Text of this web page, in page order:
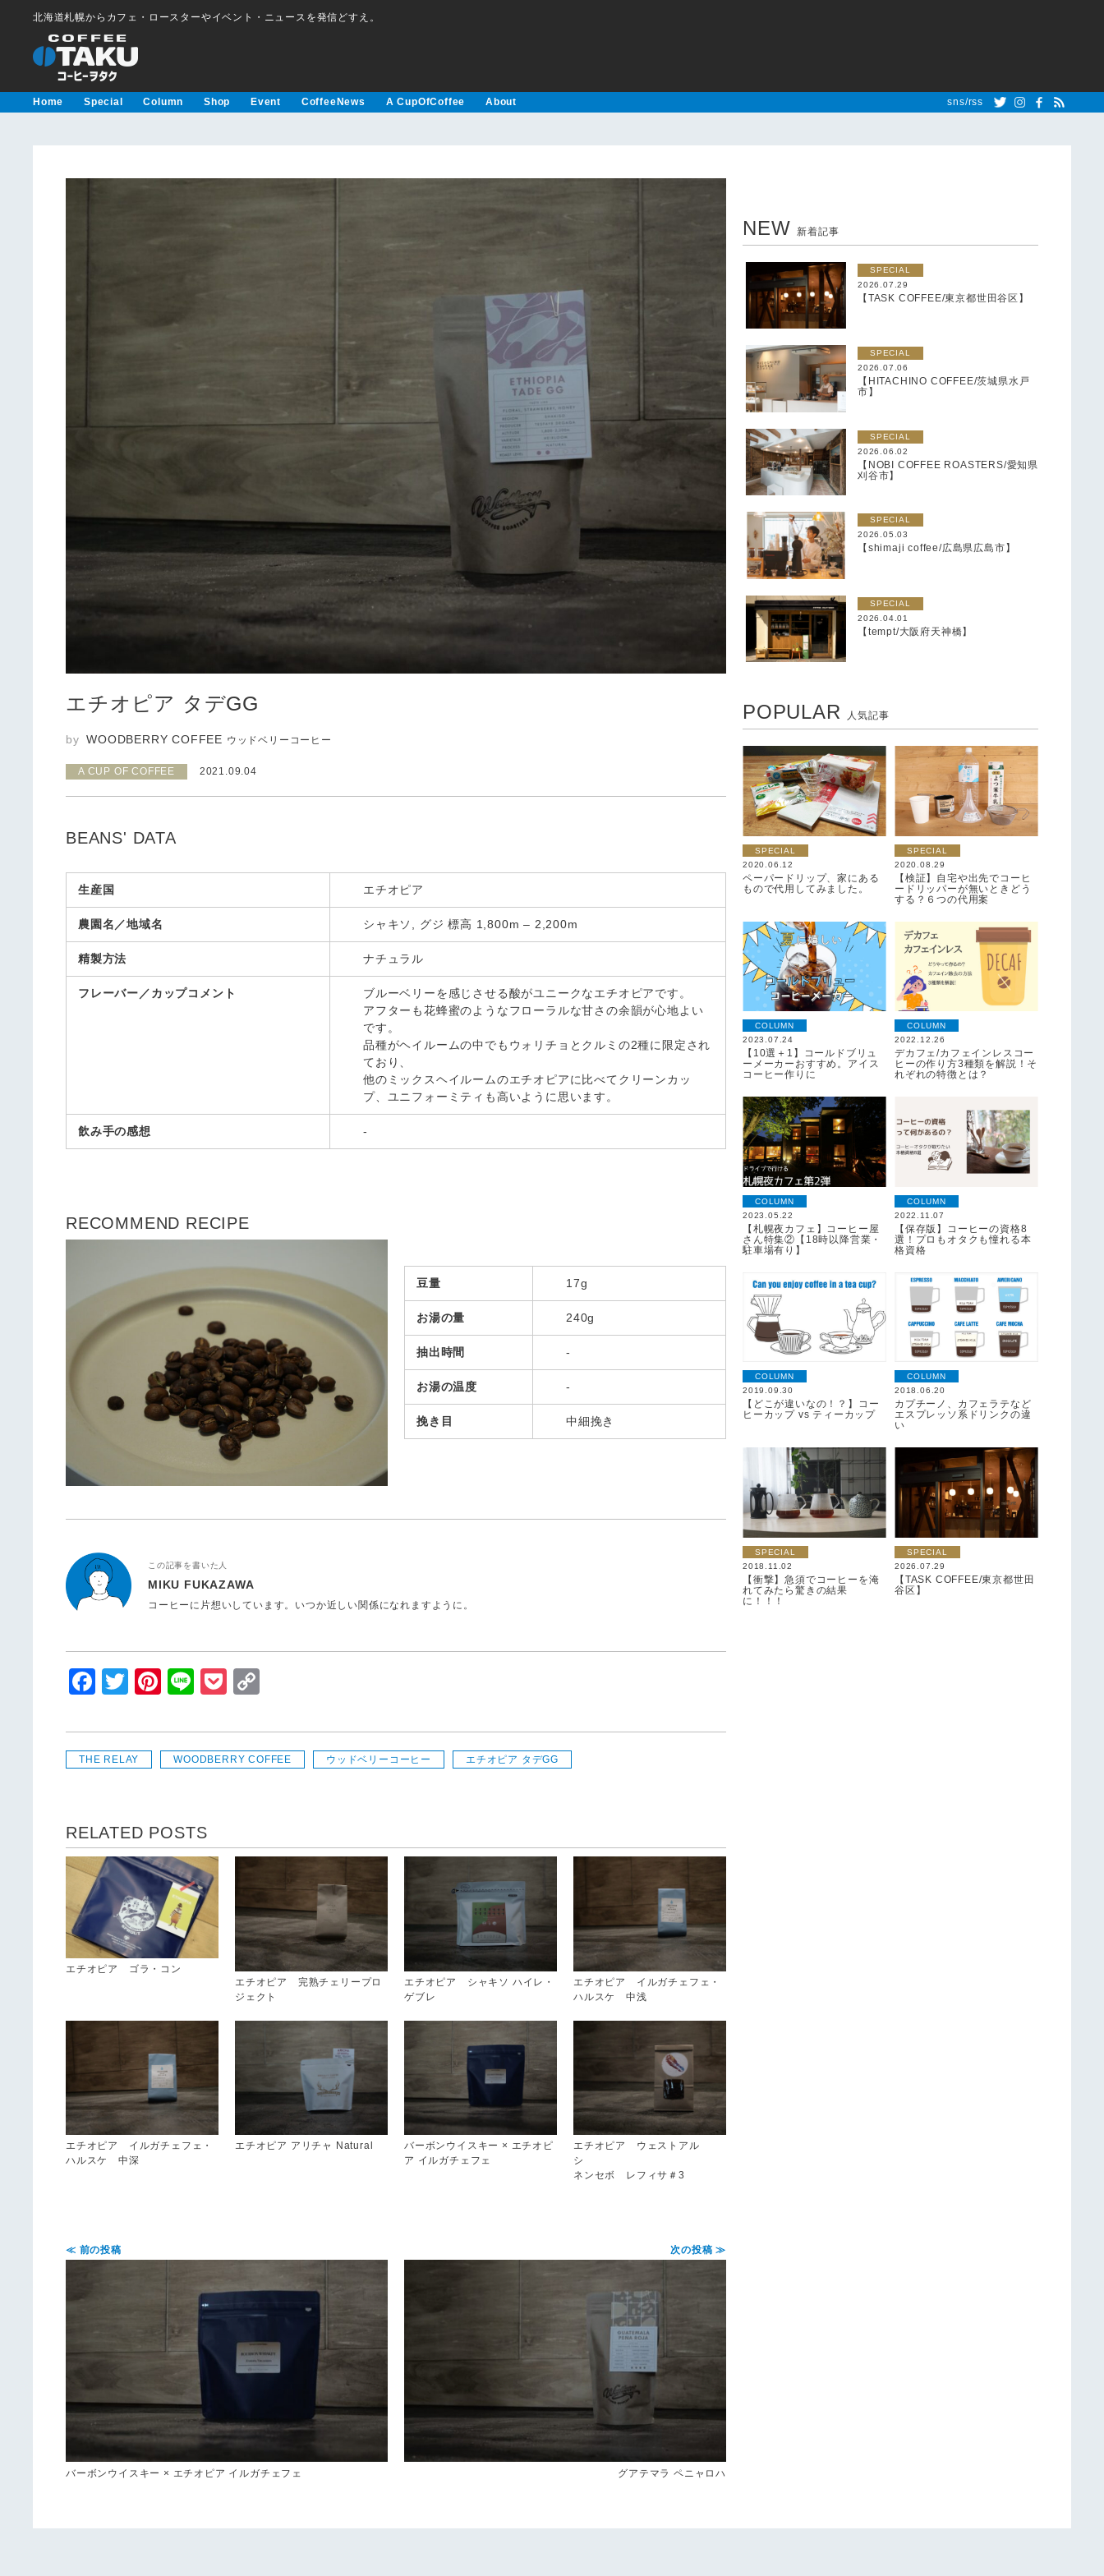
北海道札幌からカフェ・ロースターやイベント・ニュースを発信どすえ。
Home Special Column Shop Event CoffeeNews A CupOfCoffee About sns/rss
エチオピア タデGG
WOODBERRY COFFEE ウッドベリーコーヒー
A CUP OF COFFEE 2021.09.04
BEANS' DATA
生産国 エチオピア
農園名／地域名 シャキソ, グジ 標高 1,800m – 2,200m
精製方法 ナチュラル
フレーバー／カップコメント
ブルーベリーを感じさせる酸がユニークなエチオピアです。
アフターも花蜂蜜のようなフローラルな甘さの余韻が心地よい
です。
品種がヘイルームの中でもウォリチョとクルミの2種に限定され
ており、
他のミックスヘイルームのエチオピアに比べてクリーンカッ
プ、ユニフォーミティも高いように思います。
飲み手の感想 -
RECOMMEND RECIPE
豆量 17g
お湯の量 240g
抽出時間 -
お湯の温度 -
挽き目 中細挽き
この記事を書いた人
MIKU FUKAZAWA
コーヒーに片想いしています。いつか近しい関係になれますように。
Facebook
Twitter
Pinterest
LinePocket
THE RELAY WOODBERRY COFFEE ウッドベリーコーヒー エチオピア タデGG
RELATED POSTS
エチオピア ゴラ・コン
エチオピア 完熟チェリープロ
ジェクト
エチオピア シャキソ ハイレ・
ゲブレ
エチオピア イルガチェフェ・
ハルスケ 中浅
エチオピア イルガチェフェ・
ハルスケ 中深
エチオピア アリチャ Natural
バーボンウイスキー × エチオピ
ア イルガチェフェ
エチオピア ウェストアル
シ
ネンセボ レフィサ＃3
≪ 前の投稿
バーボンウイスキー × エチオピア イルガチェフェ
次の投稿 ≫
グアテマラ ペニャロハ
NEW 新着記事
SPECIAL
2026.07.29
【TASK COFFEE/東京都世田谷区】
SPECIAL
2026.07.06
【HITACHINO COFFEE/茨城県水戸
市】
SPECIAL
2026.06.02
【NOBI COFFEE ROASTERS/愛知県
刈谷市】
SPECIAL
2026.05.03
【shimaji coffee/広島県広島市】
SPECIAL
2026.04.01
【tempt/大阪府天神橋】
POPULAR 人気記事
SPECIAL
2020.06.12
ペーパードリップ、家にある
もので代用してみました。
SPECIAL
2020.08.29
【検証】自宅や出先でコーヒ
ードリッパーが無いときどう
する？６つの代用案
COLUMN
2023.07.24
【10選＋1】コールドブリュ
ーメーカーおすすめ。アイス
コーヒー作りに
COLUMN
2022.12.26
デカフェ/カフェインレスコー
ヒーの作り方3種類を解説！そ
れぞれの特徴とは？
COLUMN
2023.05.22
【札幌夜カフェ】コーヒー屋
さん特集②【18時以降営業・
駐車場有り】
COLUMN
2022.11.07
【保存版】コーヒーの資格8
選！プロもオタクも憧れる本
格資格
COLUMN
2019.09.30
【どこが違いなの！？】コー
ヒーカップ vs ティーカップ
COLUMN
2018.06.20
カプチーノ、カフェラテなど
エスプレッソ系ドリンクの違
い
SPECIAL
2018.11.02
【衝撃】急須でコーヒーを淹
れてみたら驚きの結果
に！！！
SPECIAL
2026.07.29
【TASK COFFEE/東京都世田
谷区】